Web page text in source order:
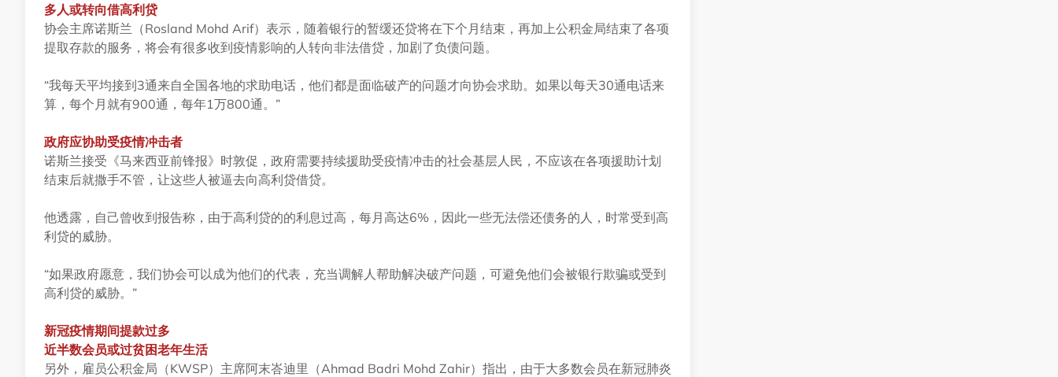
多人或转向借高利贷
协会主席诺斯兰（Rosland Mohd Arif）表示，随着银行的暂缓还贷将在下个月结束，再加上公积金局结束了各项
提取存款的服务，将会有很多收到疫情影响的人转向非法借贷，加剧了负债问题。
“我每天平均接到3通来自全国各地的求助电话，他们都是面临破产的问题才向协会求助。如果以每天30通电话来
算，每个月就有900通，每年1万800通。”
政府应协助受疫情冲击者
诺斯兰接受《马来西亚前锋报》时敦促，政府需要持续援助受疫情冲击的社会基层人民，不应该在各项援助计划
结束后就撒手不管，让这些人被逼去向高利贷借贷。
他透露，自己曾收到报告称，由于高利贷的的利息过高，每月高达6%，因此一些无法偿还债务的人，时常受到高
利贷的威胁。
“如果政府愿意，我们协会可以成为他们的代表，充当调解人帮助解决破产问题，可避免他们会被银行欺骗或受到
高利贷的威胁。”
新冠疫情期间提款过多
近半数会员或过贫困老年生活
另外，雇员公积金局（KWSP）主席阿末峇迪里（Ahmad Badri Mohd Zahir）指出，由于大多数会员在新冠肺炎